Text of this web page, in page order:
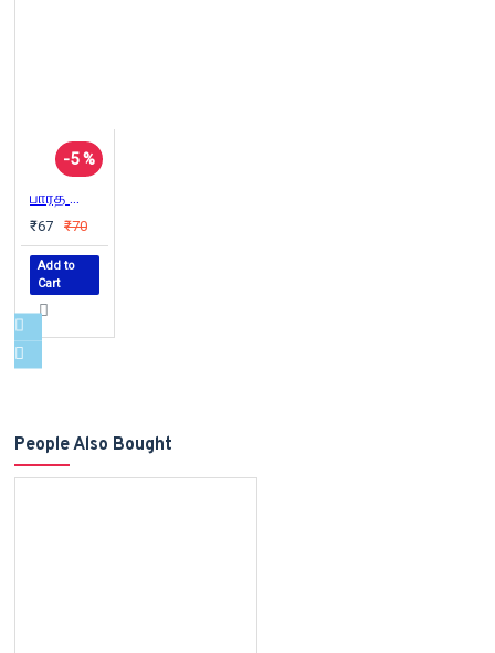
-5 %
பாரத ஜோதி ஸ்ரீ திலக மகரிஷியின் ஜீவிய வரலாறு
₹67 ₹70
Add to
Cart
People Also Bought